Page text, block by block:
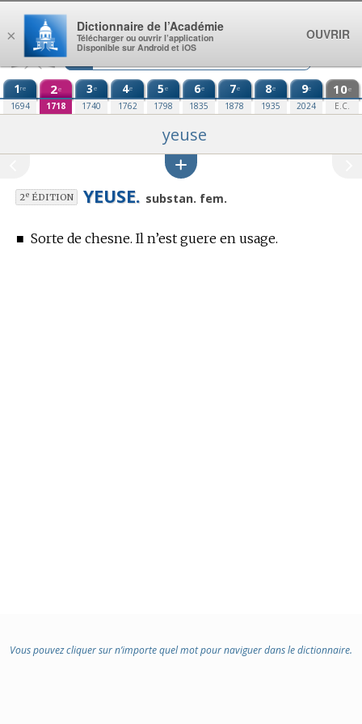
Aller au contenu
1re
1694
2e
1718
3e
1740
4e
1762
5e
1798
6e
1835
7e
1878
8e
1935
9e
2024
10e
E.C.
yeuse
2eÉDITION YEUSE. substan. fem.
■ Sorte de chesne. Il n’est guere en usage.
Vous pouvez cliquer sur n’importe quel mot pour naviguer dans le dictionnaire.
×
Dictionnaire de l’Académie
Télécharger ou ouvrir l’application
Disponible sur Android et iOS
OUVRIR